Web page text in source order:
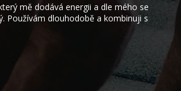
mě dodává energii a dle mého se
Používám dlouhodobě a kombinuji s